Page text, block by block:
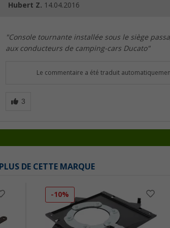
Hubert Z. 14.04.2016
"Console tournante installée sous le siège
aux conducteurs de camping-cars Ducato"
Le commentaire a été traduit
PLUS DE CETTE MARQUE
-10%